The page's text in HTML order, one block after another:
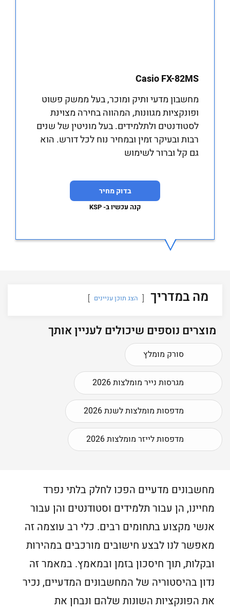
Casio FX-82MS
מחשבון מדעי ותיק ומוכר, בעל ממשק פשוט
ופונקציות מגוונות, המהווה בחירה מצוינת
לסטודנטים ולתלמידים. בעל מוניטין של שנים
רבות ובעיקר זמין ובמחיר נוח לכל דורש. הוא
גם קל וברור לשימוש
בדוק מחיר
קנה עכשיו ב- KSP
מה במדריך הצג תוכן עניינים
מוצרים נוספים שיכולים לעניין אותך
סורק מומלץ
מגרסות נייר מומלצות 2026
מדפסות מומלצות לשנת 2026
מדפסות לייזר מומלצות 2026
מחשבונים מדעיים הפכו לחלק בלתי נפרד
מחיינו, הן עבור תלמידים וסטודנטים והן עבור
אנשי מקצוע בתחומים רבים. כלי רב עוצמה זה
מאפשר לנו לבצע חישובים מורכבים במהירות
ובקלות, תוך חיסכון בזמן ובמאמץ. במאמר זה
נדון בהיסטוריה של המחשבונים המדעיים, נכיר
את הפונקציות השונות שלהם ונבחן את